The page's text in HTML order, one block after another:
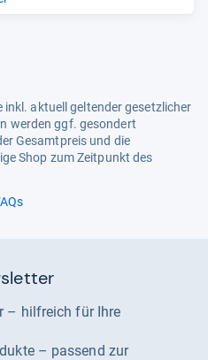
inkl. aktuell geltender gesetzlicher
werden ggf. gesondert
Gesamtpreis und die
Shop zum Zeitpunkt des